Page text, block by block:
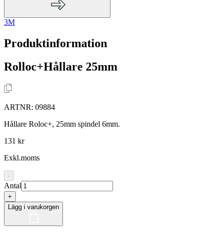
3M
Produktinformation
Rolloc+Hållare 25mm
ARTNR: 09884
Hållare Roloc+, 25mm spindel 6mm.
131 kr
Exkl.moms
-
Antal
+
Lägg i varukorgen